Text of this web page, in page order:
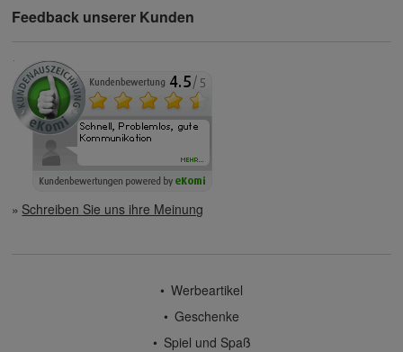
Feedback unserer Kunden
Schreiben Sie uns ihre Meinung
Werbeartikel
Geschenke
Spiel und Spaß